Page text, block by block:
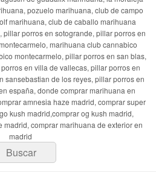
pozuelo marihuana, club de campo
marihuana, club de caballo marihuana
porros en sotogrande, pillar porros en
marihuana club cannabico
montecarmelo, pillar porros en san blas,
en villa de vallecas, pillar porros en
sansebastian de los reyes, pillar porros en
españa, donde comprar marihuana en
amnesia haze madrid, comprar super
kush madrid,comprar og kush madrid,
comprar marihuana de exterior en
madrid
Buscar